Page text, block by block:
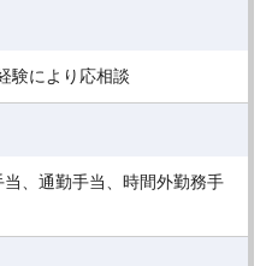
により応相談
、通勤手当、時間外勤務手